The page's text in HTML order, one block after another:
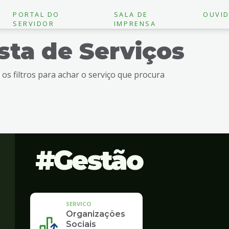
PORTAL DO
SERVIDOR
SALA DE
IMPRENSA
de Serviços
os filtros para achar o serviço que procura
Gestão
SERVICO
Organizações
Sociais